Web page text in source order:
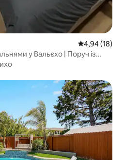
Середня
4,94 (18)
у Вальєхо | Поруч із
та Напи